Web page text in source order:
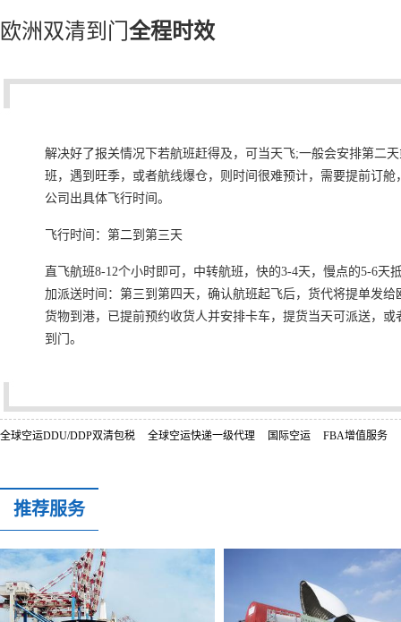
欧洲双清到门 全程时效
解决好了报关情况下若航班赶得及，可当天飞;一般会安排第二
班，遇到旺季，或者航线爆仓，则时间很难预计，需要提前订舱
公司出具体飞行时间。
飞行时间：第二到第三天
直飞航班8-12个小时即可，中转航班，快的3-4天，慢点的5-6天
加派送时间：第三到第四天，确认航班起飞后，货代将提单发给
货物到港，已提前预约收货人并安排卡车，提货当天可派送，或
到门。
全球空运DDU/DDP双清包税 全球空运快递一级代理 国际空运 FBA增值服务
推荐服务